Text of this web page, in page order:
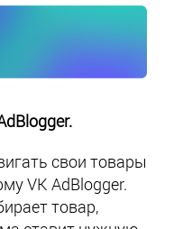
свои товары
VK AdBlogger.
товар,